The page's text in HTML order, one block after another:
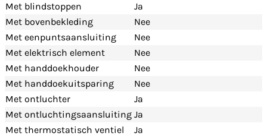
Met blindstoppen
Ja
Met bovenbekleding
Nee
Met eenpuntsaansluiting
Nee
Met elektrisch element
Nee
Met handdoekhouder
Nee
Met handdoekuitsparing
Nee
Met ontluchter
Ja
Met ontluchtingsaansluiting Ja
Met thermostatisch ventiel
Ja